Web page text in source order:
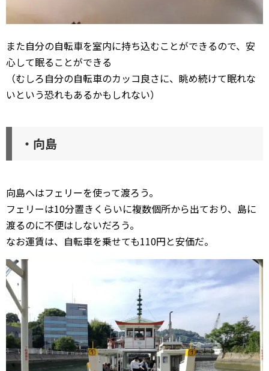
また自分の自転車を室内に持ち込むことができるので、安
心して眠ることができる
（むしろ自分の自転車のカッコ良さに、眺め続けて眠れな
いという恐れもあるかもしれない）
・向島
向島へはフェリーを使って渡ろう。
フェリーは10分置きくらいに複数個所から出ており、島に
渡るのに不便はしないだろう。
なお運賃は、自転車を乗せても110円と安価だ。